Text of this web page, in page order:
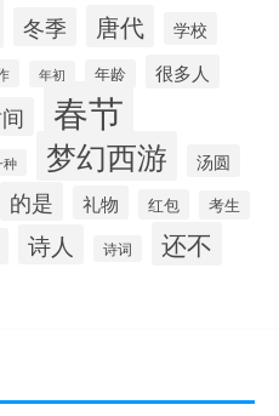
冬季 唐代 学校
年初 年龄 很多人
春节
种 梦幻西游 汤圆
的是 礼物 红包
考生
诗人 诗词 还不